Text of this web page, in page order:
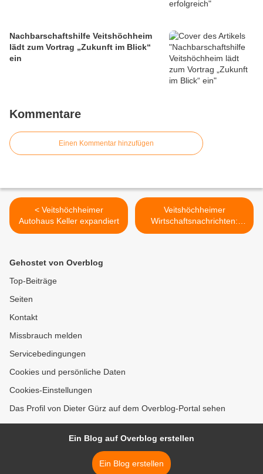
Nachbarschaftshilfe Veitshöchheim
lädt zum Vortrag „Zukunft im Blick“
ein
Kommentare
Einen Kommentar hinzufügen
< Veitshöchheimer
Autohaus Keller expandiert
Veitshöchheimer
Wirtschaftsnachrichten:
Videowettbewerb "Opas
Gehostet von Overblog
Top-Beiträge
Seiten
Kontakt
Missbrauch melden
Servicebedingungen
Cookies und persönliche Daten
Cookies-Einstellungen
Das Profil von Dieter Gürz auf dem Overblog-Portal sehen
Ein Blog auf Overblog erstellen
Ein Blog erstellen